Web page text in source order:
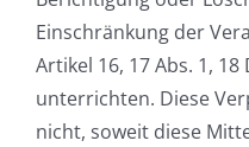
Einschränkung der
Artikel 16, 17 Abs. 1, 18
unterrichten. Diese
nicht, soweit diese